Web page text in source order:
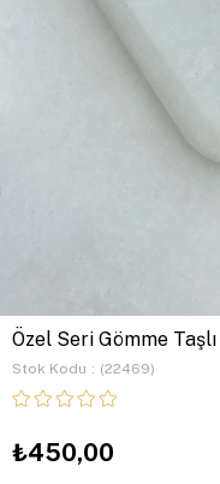
Özel Seri Gömme
Stok Kodu (22469)
₺450,00